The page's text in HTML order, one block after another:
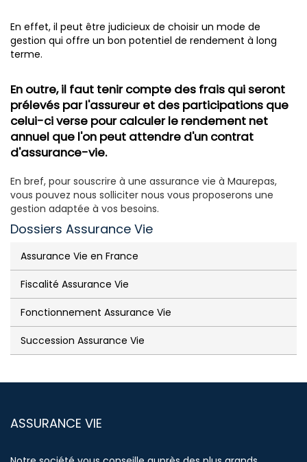
En effet, il peut être judicieux de choisir un mode de
gestion qui offre un bon potentiel de rendement à long
terme.
En outre, il faut tenir compte des frais qui seront
prélevés par l'assureur et des participations que
celui-ci verse pour calculer le rendement net
annuel que l'on peut attendre d'un contrat
d'assurance-vie.
En bref, pour souscrire à une assurance vie à Maurepas,
vous pouvez nous solliciter nous vous proposerons une
gestion adaptée à vos besoins.
Dossiers Assurance Vie
Assurance Vie en France
Fiscalité Assurance Vie
Fonctionnement Assurance Vie
Succession Assurance Vie
ASSURANCE VIE